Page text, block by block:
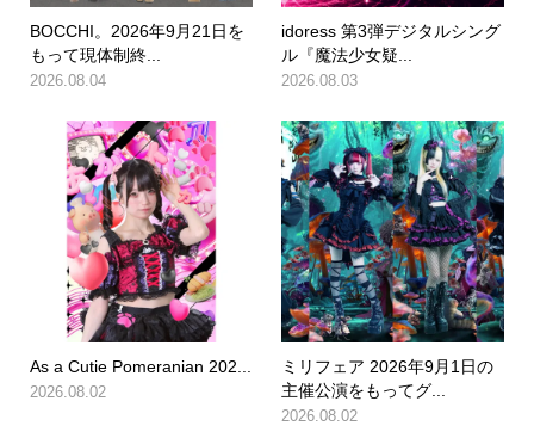
BOCCHI。2026年9月21日を
もって現体制終...
2026.08.04
idoress 第3弾デジタルシング
ル『魔法少女疑...
2026.08.03
As a Cutie Pomeranian 202...
2026.08.02
ミリフェア 2026年9月1日の
主催公演をもってグ...
2026.08.02